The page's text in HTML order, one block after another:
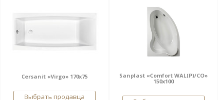
Cersanit «Virgo» 170x75
Выбрать продавца
Sanplast «Comfort WAL(P)/CO»
150x100